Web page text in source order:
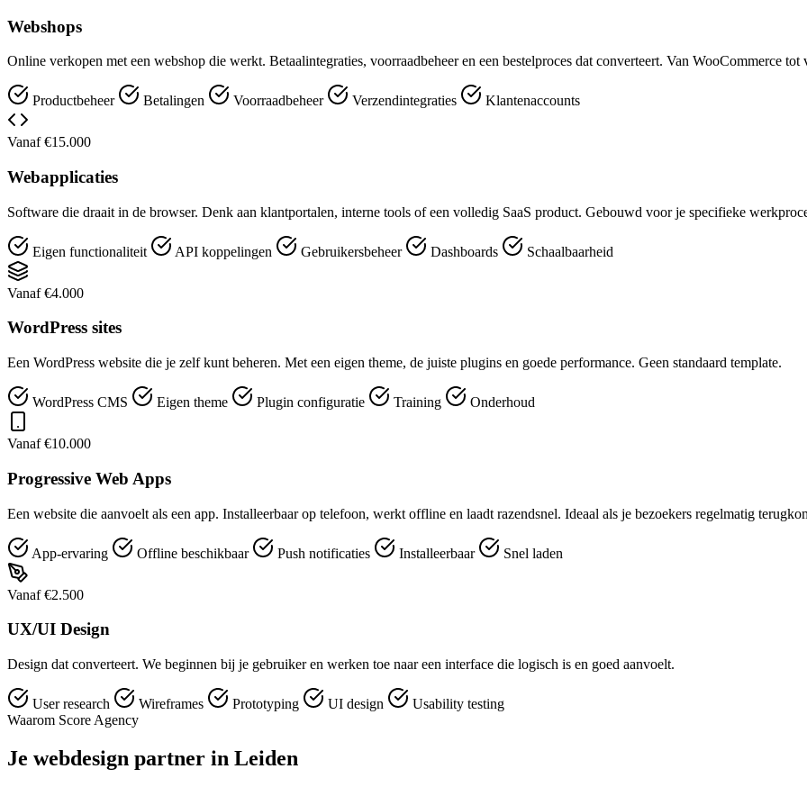
Webshops
Online verkopen met een webshop die werkt. Betaalintegraties, voorraadbeheer en een bestelproces dat converteert. Van WooCommerce
Productbeheer Betalingen Voorraadbeheer Verzendintegraties Klantenaccounts
Vanaf €15.000
Webapplicaties
Software die draait in de browser. Denk aan klantportalen, interne tools of een volledig SaaS product. Gebouwd voor je specifieke
Eigen functionaliteit API koppelingen Gebruikersbeheer Dashboards Schaalbaarheid
Vanaf €4.000
WordPress sites
Een WordPress website die je zelf kunt beheren. Met een eigen theme, de juiste plugins en goede performance. Geen standaard template.
WordPress CMS Eigen theme Plugin configuratie Training Onderhoud
Vanaf €10.000
Progressive Web Apps
Een website die aanvoelt als een app. Installeerbaar op telefoon, werkt offline en laadt razendsnel. Ideaal als je bezoekers regelmatig
App-ervaring Offline beschikbaar Push notificaties Installeerbaar Snel laden
Vanaf €2.500
UX/UI Design
Design dat converteert. We beginnen bij je gebruiker en werken toe naar een interface die logisch is en goed aanvoelt.
User research Wireframes Prototyping UI design
Usability testing
Waarom Score Agency
Je webdesign partner in Leiden